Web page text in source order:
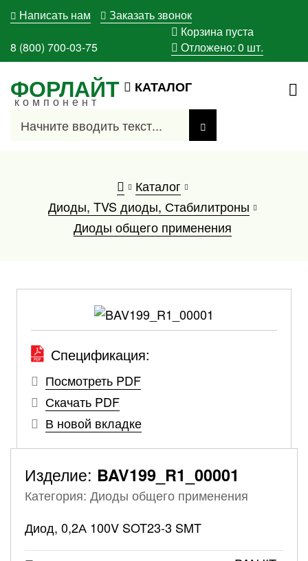
Написать нам Заказать звонок
8 (800) 700-03-75
Корзина пуста
Отложено: 0 шт.
ФОРЛАЙТ
компонент
КАТАЛОГ
Каталог
Диоды, TVS диоды, Стабилитроны
Диоды общего применения
Спецификация:
Посмотреть PDF
Скачать PDF
В новой вкладке
Изделие: BAV199_R1_00001
Категория: Диоды общего применения
Диод, 0,2А 100V SOT23-3 SMT